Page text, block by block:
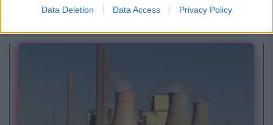
Data Deletion Data Access Privacy Policy
moarte: Oamenii veneau să-și ia rămas-bun